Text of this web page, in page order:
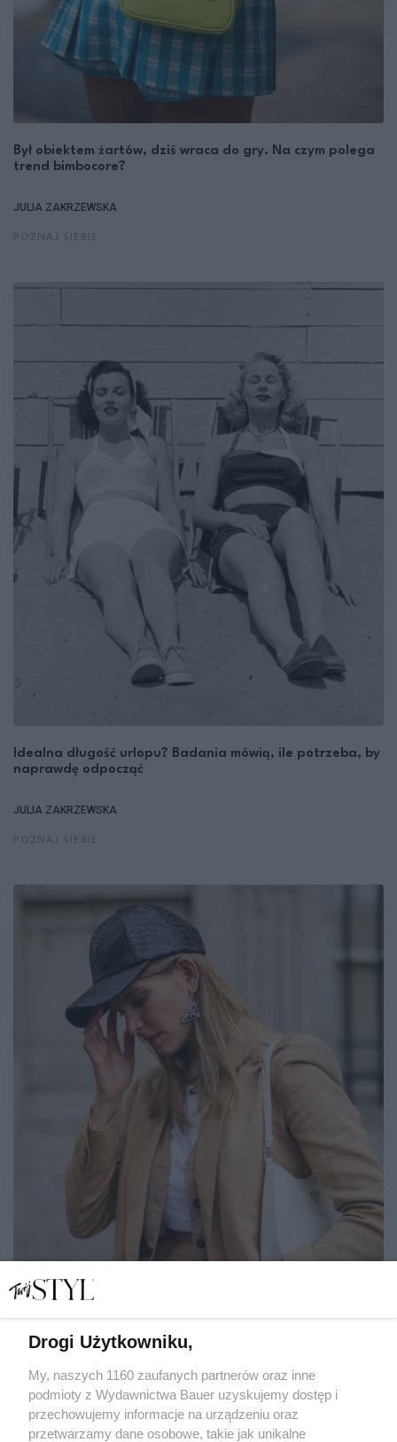
Był obiektem żartów, dziś wraca do gry. Na czym polega
trend bimbocore?
JULIA ZAKRZEWSKA
Idealna długość urlopu? Badania mówią, ile potrzeba, by
naprawdę odpocząć
JULIA ZAKRZEWSKA
i lżej iść przez życie
JULIA ZAKRZEWSKA
Drogi Użytkowniku,
My, naszych 1160 zaufanych partnerów oraz inne
podmioty z Wydawnictwa Bauer uzyskujemy dostęp i
przechowujemy informacje na urządzeniu oraz
przetwarzamy dane osobowe, takie jak unikalne